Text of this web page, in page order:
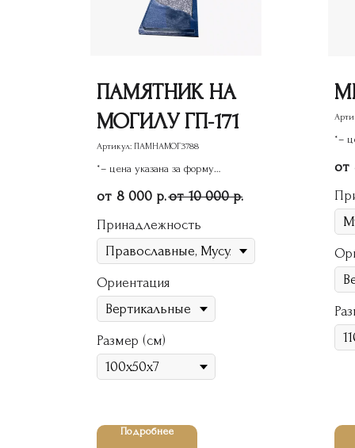
ПАМЯТНИК НА
МОГИЛУ ГП-171
Артикул: ПАМНАМОГ3788
*– цена указана за форму
8 000 р. 10 000 р.
Принадлежность
Ориентация
Размер (см)
Подробнее
*–